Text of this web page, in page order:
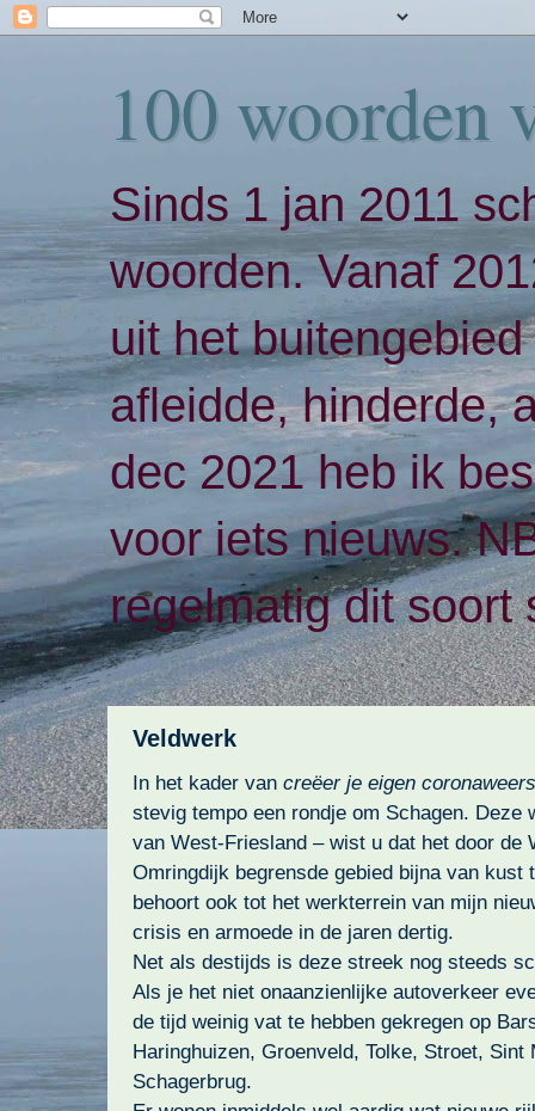
100 woorden
Sinds 1 jan 2011
woorden. Vanaf
uit het
afleidde, hinderde,
dec 2021 heb ik
voor iets nieuws.
regelmatig dit soort
Veldwerk
In het kader van creëer je eigen
stevig tempo een rondje om Schagen. Deze
van West-Friesland – wist u dat het door de
Omringdijk begrensde gebied bijna van kust
behoort ook tot het werkterrein van mijn
crisis en armoede in de jaren dertig.
Net als destijds is deze streek nog steeds
Als je het niet onaanzienlijke autoverkeer
de tijd weinig vat te hebben gekregen op
Haringhuizen, Groenveld, Tolke, Stroet, Sint
Schagerbrug.